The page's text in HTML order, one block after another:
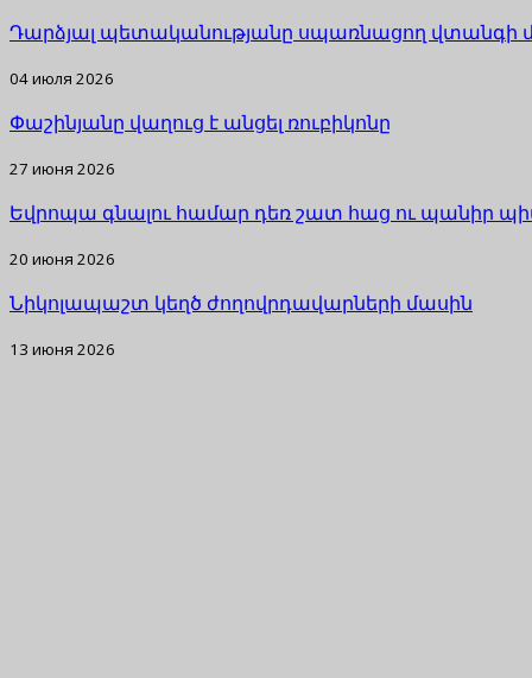
Դարձյալ պետականությանը սպառնացող վտանգի
04 июля 2026
Փաշինյանը վաղուց է անցել ռուբիկոնը
27 июня 2026
Եվրոպա գնալու համար դեռ շատ հաց ու պանիր
20 июня 2026
Նիկոլապաշտ կեղծ ժողովրդավարների մասին
13 июня 2026